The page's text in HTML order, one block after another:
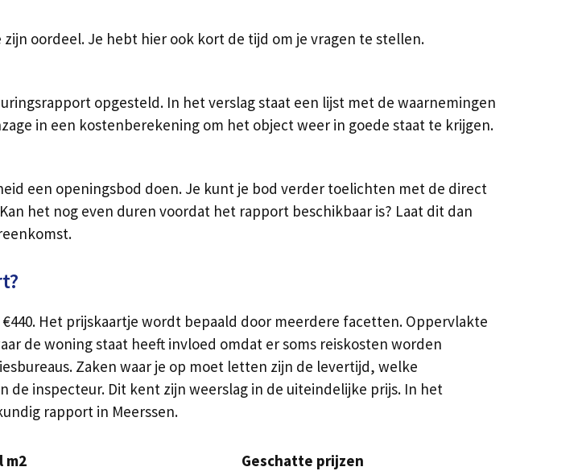
oordeel. Je hebt hier ook kort de tijd om je vragen te stellen.
opgesteld. In het verslag staat een lijst met de waarnemingen
in een kostenberekening om het object weer in goede staat te krijgen.
een openingsbod doen. Je kunt je bod verder toelichten met de direct
het nog even duren voordat het rapport beschikbaar is? Laat dit dan
Het prijskaartje wordt bepaald door meerdere facetten. Oppervlakte
de woning staat heeft invloed omdat er soms reiskosten worden
Zaken waar je op moet letten zijn de levertijd, welke
inspecteur. Dit kent zijn weerslag in de uiteindelijke prijs. In het
rapport in Meerssen.
m2 Geschatte prijzen